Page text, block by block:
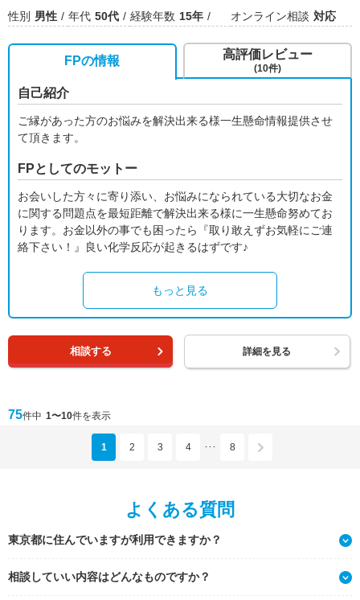
性別 男性 年代 50代 経験年数 15年 オンライン相談 対応
FPの情報
自己紹介
ご縁があった方のお悩みを解決出来る様一生懸命情報提供させ
て頂きます。
FPとしてのモットー
お会いした方々に寄り添い、お悩みになられている大切なお金
に関する問題点を最短距離で解決出来る様に一生懸命努めてお
ります。お金以外の事でも困ったら『取り敢えずお気軽にご連
絡下さい！』良い化学反応が起きるはずです♪
もっと見る
高評価レビュー
(10件)
相談する 詳細を見る
75件中 1〜10件を表示
1 2 3 4 ･･･ 8
よくある質問
東京都に住んでいますが利用できますか？
相談していい内容はどんなものですか？